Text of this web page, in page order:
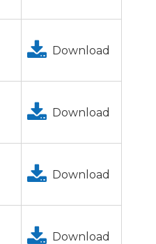
Download
Download
Download
Download